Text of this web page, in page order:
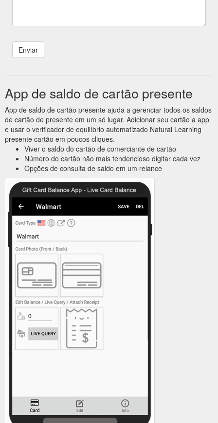
App de saldo de cartão presente
App de saldo de cartão presente ajuda a gerenciar todos os saldos
de cartão de presente em um só lugar. Adicionar seu cartão a app
e usar o verificador de equilíbrio automatizado Natural Learning
presente cartão em poucos cliques.
Viver o saldo do cartão de comerciante de cartão
Número do cartão não mais tendencioso digitar cada vez
Opções de consulta de saldo em um relance